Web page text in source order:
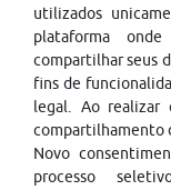
utilizados
plataforma
compartilhar seus
fins de
legal. Ao realizar
compartilhamento
Novo
processo